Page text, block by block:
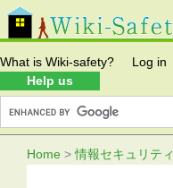
What is Wiki-safety?
Help us
Log in
Home >情報セキュリティ